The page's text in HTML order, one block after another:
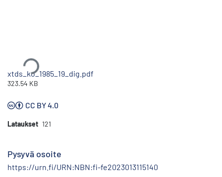
xtds_ko_1985_19_dig.pdf
323.54 KB
CC BY 4.0
Lataukset 121
Pysyvä osoite
https://urn.fi/URN:NBN:fi-fe2023013115140